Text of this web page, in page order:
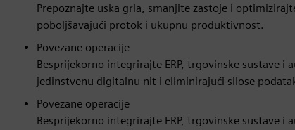
Prepoznajte uska grla, smanjite zastoje i
poboljšavajući protok i ukupnu produktivnost.
Povezane operacije
Besprijekorno integrirajte ERP, trgovinske sustave i
jedinstvenu digitalnu nit i eliminirajući silose
Povezane operacije
Besprijekorno integrirajte ERP, trgovinske sustave i